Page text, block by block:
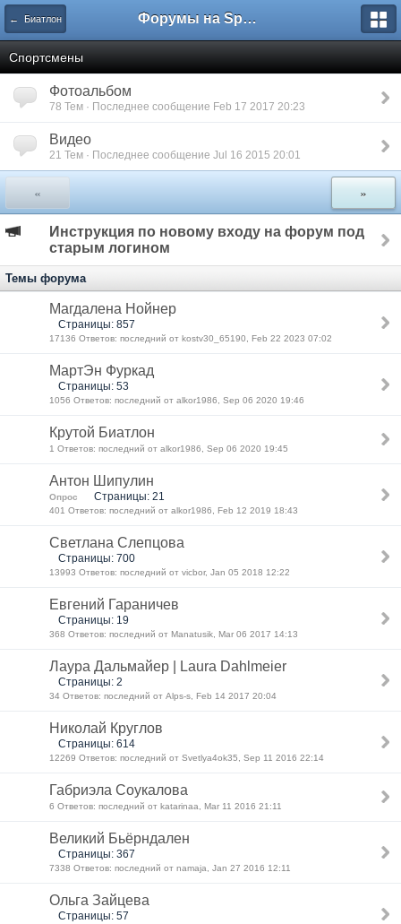
← Биатлон Форумы на Sportbox.ru
Спортсмены
Фотоальбом
78 Тем · Последнее сообщение Feb 17 2017 20:23
Видео
21 Тем · Последнее сообщение Jul 16 2015 20:01
« »
Инструкция по новому входу на форум под
старым логином
Темы форума
Магдалена Нойнер
Страницы: 857
17136 Ответов: последний от kostv30_65190, Feb 22 2023 07:02
МартЭн Фуркад
Страницы: 53
1056 Ответов: последний от alkor1986, Sep 06 2020 19:46
Крутой Биатлон
1 Ответов: последний от alkor1986, Sep 06 2020 19:45
Антон Шипулин
Опрос Страницы: 21
401 Ответов: последний от alkor1986, Feb 12 2019 18:43
Светлана Слепцова
Страницы: 700
13993 Ответов: последний от vicbor, Jan 05 2018 12:22
Евгений Гараничев
Страницы: 19
368 Ответов: последний от Manatusik, Mar 06 2017 14:13
Лаура Дальмайер | Laura Dahlmeier
Страницы: 2
34 Ответов: последний от Alps-s, Feb 14 2017 20:04
Николай Круглов
Страницы: 614
12269 Ответов: последний от Svetlya4ok35, Sep 11 2016 22:14
Габриэла Соукалова
6 Ответов: последний от katarinaa, Mar 11 2016 21:11
Великий Бьёрндален
Страницы: 367
7338 Ответов: последний от namaja, Jan 27 2016 12:11
Ольга Зайцева
Страницы: 57